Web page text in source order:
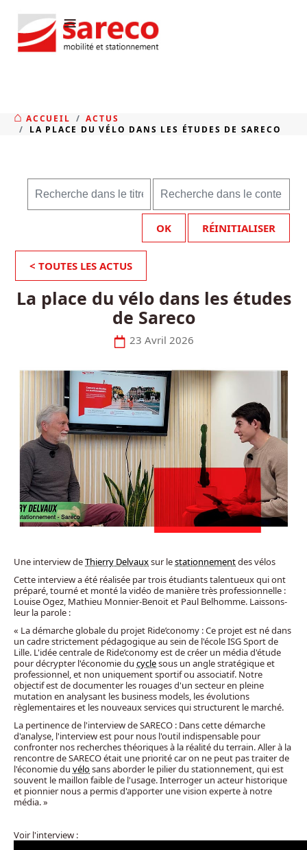
≡
ACCUEIL
ACTUS
LA PLACE DU VÉLO DANS LES ÉTUDES DE SARECO
OK RÉINITIALISER
< TOUTES LES ACTUS
La place du vélo dans les études
de Sareco
23 Avril 2026
Une interview deThierry Delvauxsur lestationnementdes vélos
Cette interview a été réalisée par trois étudiants talentueux qui ont
préparé, tourné et monté la vidéo de manière très professionnelle :
Louise Ogez, Mathieu Monnier-Benoit et Paul Belhomme. Laissons-
leur la parole :
« La démarche globale du projet Ride’conomy : Ce projet est né dans
un cadre strictement pédagogique au sein de l'école ISG Sport de
Lille. L'idée centrale de Ride’conomy est de créer un média d'étude
pour décrypter l'économie du cyclesous un angle stratégique et
professionnel, et non uniquement sportif ou associatif. Notre
objectif est de documenter les rouages d'un secteur en pleine
mutation en analysant les business models, les évolutions
règlementaires et les nouveaux services qui structurent le marché.
La pertinence de l'interview de SARECO : Dans cette démarche
d'analyse, l'interview est pour nous l'outil indispensable pour
confronter nos recherches théoriques à la réalité du terrain. Aller à la
rencontre de SARECO était une priorité car on ne peut pas traiter de
l'économie du vélosans aborder le pilier du stationnement, qui est
souvent le maillon faible de l'usage. Interroger un acteur historique
et pionnier nous a permis d'apporter une vision experte à notre
média. »
Voir l'interview :